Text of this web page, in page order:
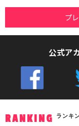
プ
公式ア
RANKING ランキ